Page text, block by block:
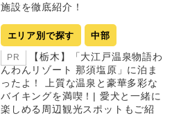
施設を徹底紹介！
エリア別で探す 中部
PR
【栃木】「大江戸温泉物語わ
んわんリゾート 那須塩原」に泊ま
ったよ！ 上質な温泉と豪華多彩な
バイキングを満喫！| 愛犬と一緒に
楽しめる周辺観光スポットもご紹